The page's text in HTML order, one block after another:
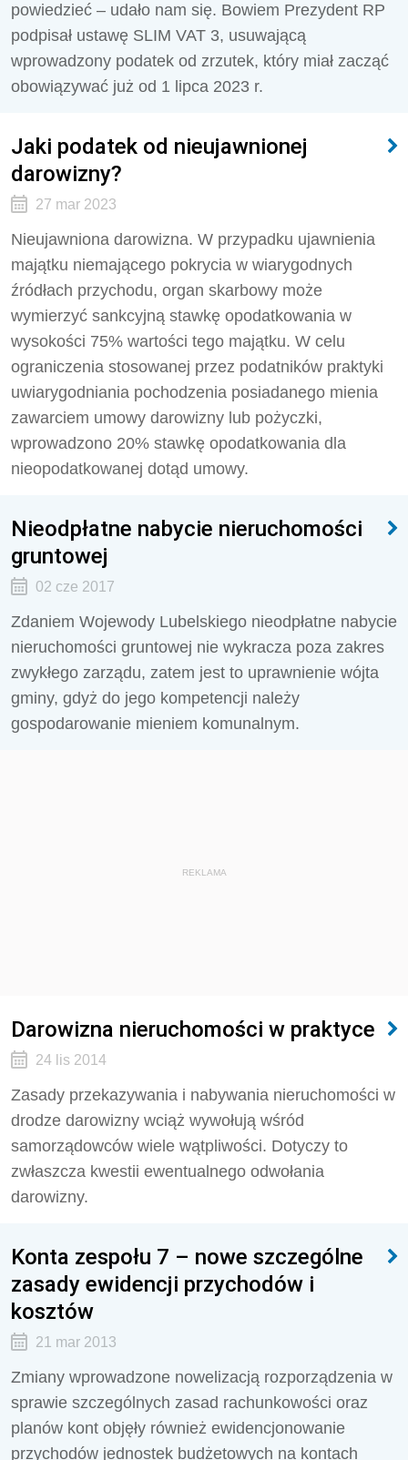
powiedzieć – udało nam się. Bowiem Prezydent RP
podpisał ustawę SLIM VAT 3, usuwającą
wprowadzony podatek od zrzutek, który miał zacząć
obowiązywać już od 1 lipca 2023 r.
Jaki podatek od nieujawnionej
darowizny?
27 mar 2023
Nieujawniona darowizna. W przypadku ujawnienia
majątku niemającego pokrycia w wiarygodnych
źródłach przychodu, organ skarbowy może
wymierzyć sankcyjną stawkę opodatkowania w
wysokości 75% wartości tego majątku. W celu
ograniczenia stosowanej przez podatników praktyki
uwiarygodniania pochodzenia posiadanego mienia
zawarciem umowy darowizny lub pożyczki,
wprowadzono 20% stawkę opodatkowania dla
nieopodatkowanej dotąd umowy.
Nieodpłatne nabycie nieruchomości
gruntowej
02 cze 2017
Zdaniem Wojewody Lubelskiego nieodpłatne nabycie
nieruchomości gruntowej nie wykracza poza zakres
zwykłego zarządu, zatem jest to uprawnienie wójta
gminy, gdyż do jego kompetencji należy
gospodarowanie mieniem komunalnym.
REKLAMA
Darowizna nieruchomości w praktyce
24 lis 2014
Zasady przekazywania i nabywania nieruchomości w
drodze darowizny wciąż wywołują wśród
samorządowców wiele wątpliwości. Dotyczy to
zwłaszcza kwestii ewentualnego odwołania
darowizny.
Konta zespołu 7 – nowe szczególne
zasady ewidencji przychodów i
kosztów
21 mar 2013
Zmiany wprowadzone nowelizacją rozporządzenia w
sprawie szczególnych zasad rachunkowości oraz
planów kont objęły również ewidencjonowanie
przychodów jednostek budżetowych na kontach